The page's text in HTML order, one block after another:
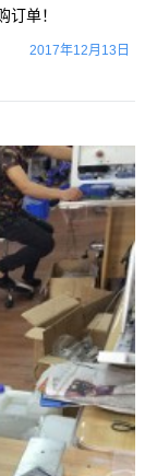
单！
2017年12月13日